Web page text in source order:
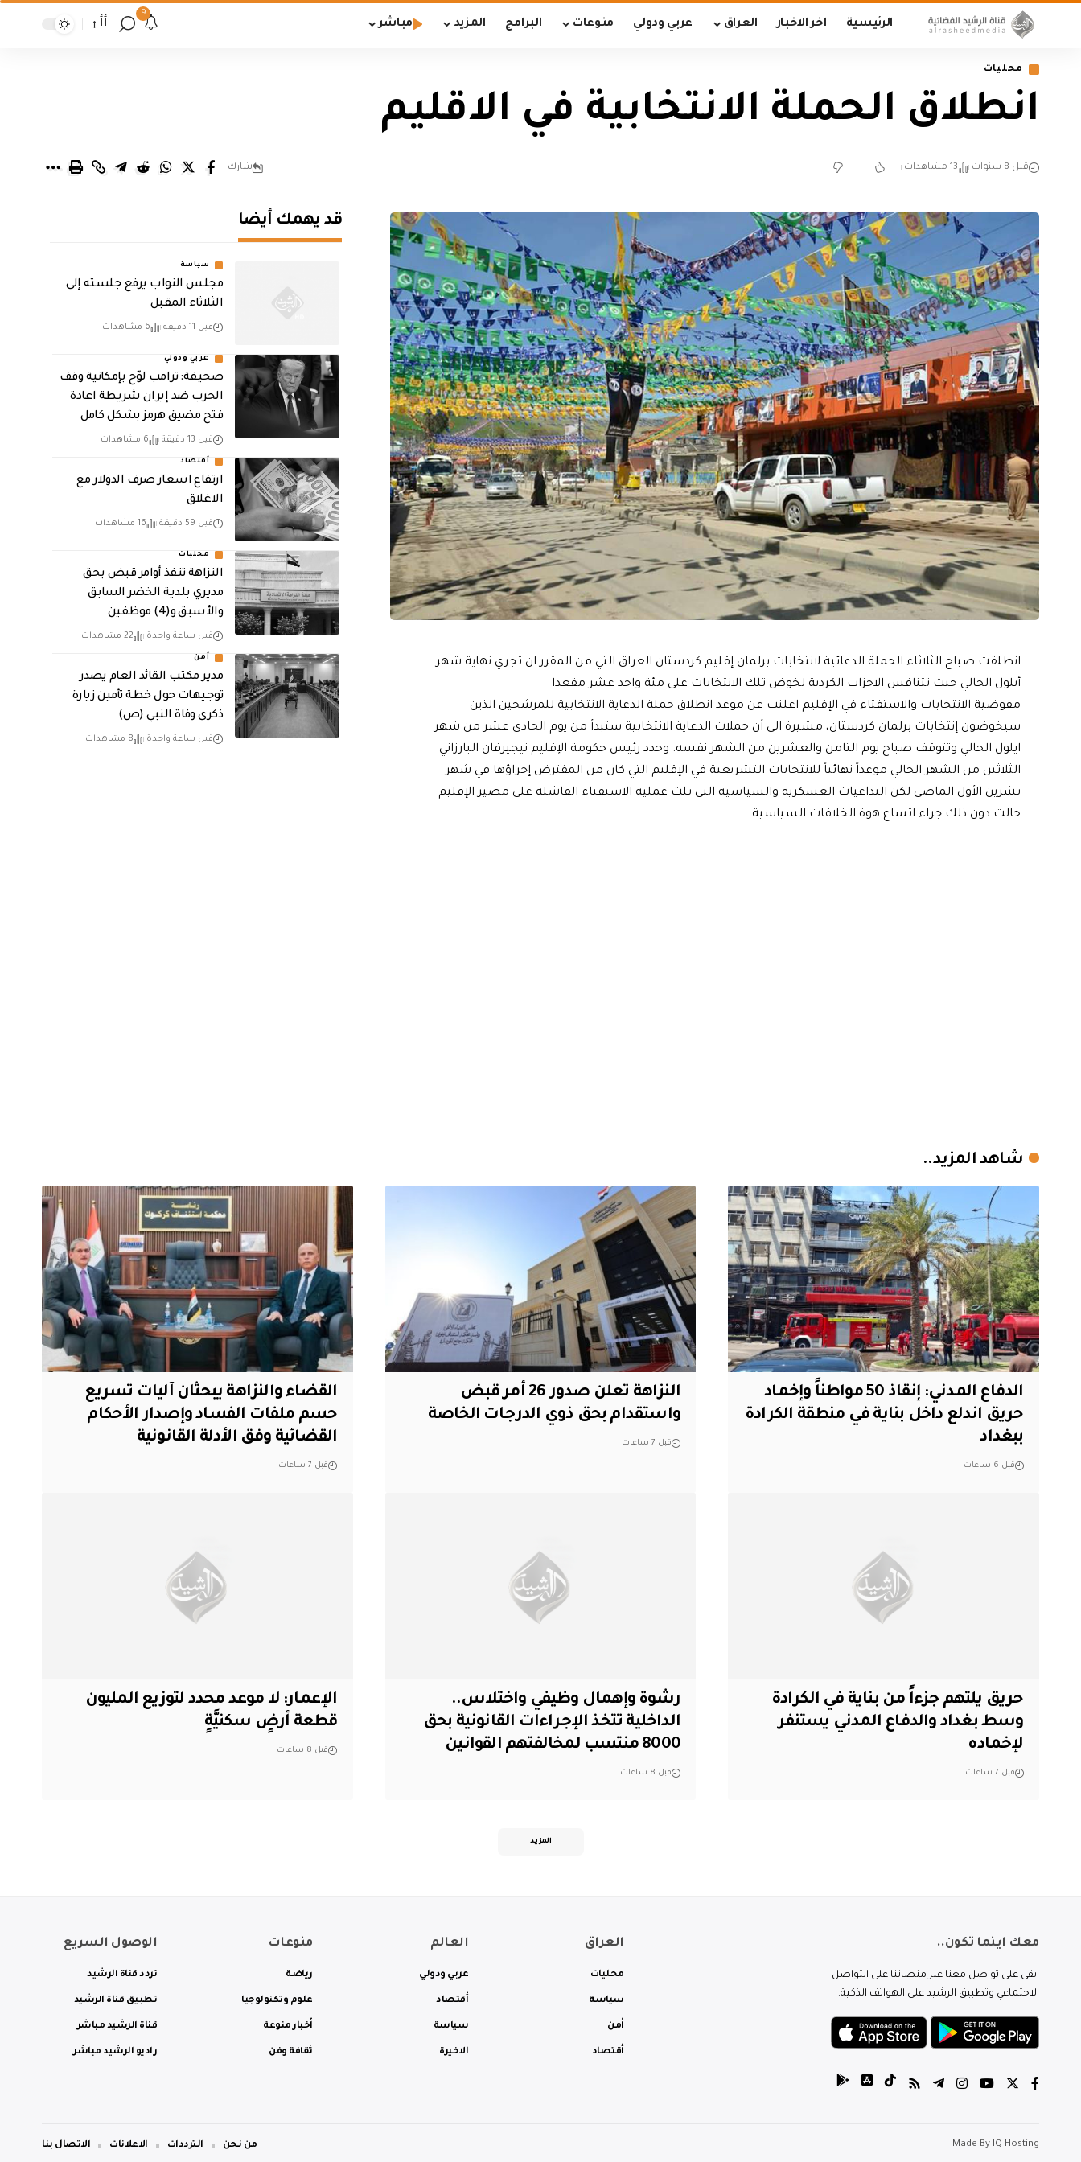
الرئيسية اخر الاخبار العراق عربي ودولي منوعات البرامج المزيد مباشر
9
أأ
محليات
انطلاق الحملة الانتخابية في الاقليم
قبل 8 سنوات 13 مشاهدات شارك
انطلقت صباح الثلاثاء الحملة الدعائية لانتخابات برلمان إقليم كردستان العراق التي من المقرر ان تجري نهاية شهر
أيلول الحالي حيث تتنافس الاحزاب الكردية لخوض تلك الانتخابات على مئة واحد عشر مقعدا
مفوضية الانتخابات والاستفتاء في الإقليم اعلنت عن موعد انطلاق حملة الدعاية الانتخابية للمرشحين الذين
سيخوضون إنتخابات برلمان كردستان، مشيرة الى أن حملات الدعاية الانتخابية ستبدأ من يوم الحادي عشر من شهر
ايلول الحالي وتتوقف صباح يوم الثامن والعشرين من الشهر نفسه. وحدد رئيس حكومة الإقليم نيجيرفان البارزاني
الثلاثين من الشهر الحالي موعداً نهائياً للانتخابات التشريعية في الإقليم التي كان من المفترض إجراؤها في شهر
تشرين الأول الماضي لكن التداعيات العسكرية والسياسية التي تلت عملية الاستفتاء الفاشلة على مصير الإقليم
حالت دون ذلك جراء اتساع هوة الخلافات السياسية.
قد يهمك أيضا
سياسة
مجلس النواب يرفع جلسته إلى
الثلاثاء المقبل
قبل 11 دقيقة 6 مشاهدات
عربي ودولي
صحيفة: ترامب لوّح بإمكانية وقف
الحرب ضد إيران شريطة اعادة
فتح مضيق هرمز بشكل كامل
قبل 13 دقيقة 6 مشاهدات
أقتصاد
ارتفاع اسعار صرف الدولار مع
الاغلاق
قبل 59 دقيقة 16 مشاهدات
محليات
النزاهة تنفذ أوامر قبض بحق
مديري بلدية الخضر السابق
والأسبق و(4) موظفين
قبل ساعة واحدة 22 مشاهدات
أمن
مدير مكتب القائد العام يصدر
توجيهات حول خطة تأمين زيارة
ذكرى وفاة النبي (ص)
قبل ساعة واحدة 8 مشاهدات
شاهد المزيد..
الدفاع المدني: إنقاذ 50 مواطناً وإخماد
حريق اندلع داخل بناية في منطقة الكرادة
ببغداد
قبل 6 ساعات
النزاهة تعلن صدور 26 أمر قبض
واستقدام بحق ذوي الدرجات الخاصة
قبل 7 ساعات
القضاء والنزاهة يبحثان آليات تسريع
حسم ملفات الفساد وإصدار الأحكام
القضائية وفق الأدلة القانونية
قبل 7 ساعات
حريق يلتهم جزءاً من بناية في الكرادة
وسط بغداد والدفاع المدني يستنفر
لإخماده
قبل 7 ساعات
رشوة وإهمال وظيفي واختلاس..
الداخلية تتخذ الإجراءات القانونية بحق
8000 منتسب لمخالفتهم القوانين
قبل 8 ساعات
الإعمار: لا موعد محدد لتوزيع المليون
قطعة أرضٍ سكنيَّةٍ
قبل 8 ساعات
المزيد
معك اينما تكون..
ابقى على تواصل معنا عبر منصاتنا على التواصل
الاجتماعي وتطبيق الرشيد على الهواتف الذكية.
العراق
محليات
سياسة
أمن
أقتصاد
العالم
عربي ودولي
أقتصاد
سياسة
الاخيرة
منوعات
رياضة
علوم وتكنولوجيا
أخبار منوعة
ثقافة وفن
الوصول السريع
تردد قناة الرشيد
تطبيق قناة الرشيد
قناة الرشيد مباشر
راديو الرشيد مباشر
Made By IQ Hosting من نحن الترددات الاعلانات الاتصال بنا